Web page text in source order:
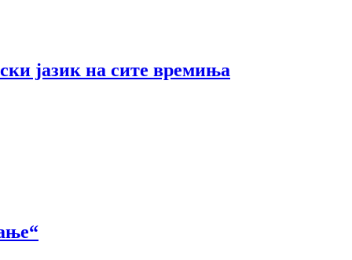
јазик на сите времиња